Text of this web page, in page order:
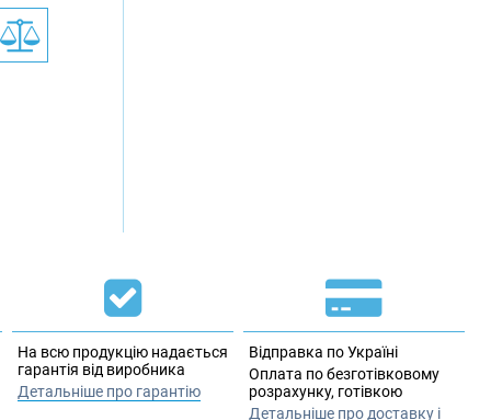
На всю продукцію надається
гарантія від виробника
Детальніше про гарантію
Відправка по Україні
Оплата по безготівковому
розрахунку, готівкою
Детальніше про доставку і